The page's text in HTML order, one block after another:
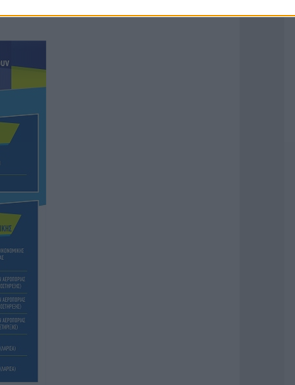
στον τομέα ευθύνης τους.